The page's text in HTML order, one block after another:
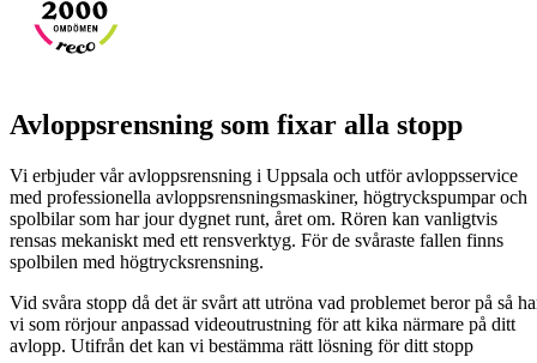
Avloppsrensning som fixar alla stopp
Vi erbjuder vår avloppsrensning i Uppsala och utför avloppsservice
med professionella avloppsrensningsmaskiner, högtryckspumpar och
spolbilar som har jour dygnet runt, året om. Rören kan vanligtvis
rensas mekaniskt med ett rensverktyg. För de svåraste fallen finns
spolbilen med högtrycksrensning.
Vid svåra stopp då det är svårt att utröna vad problemet beror på så
vi som rörjour anpassad videoutrustning för att kika närmare på ditt
avlopp. Utifrån det kan vi bestämma rätt lösning för ditt stopp